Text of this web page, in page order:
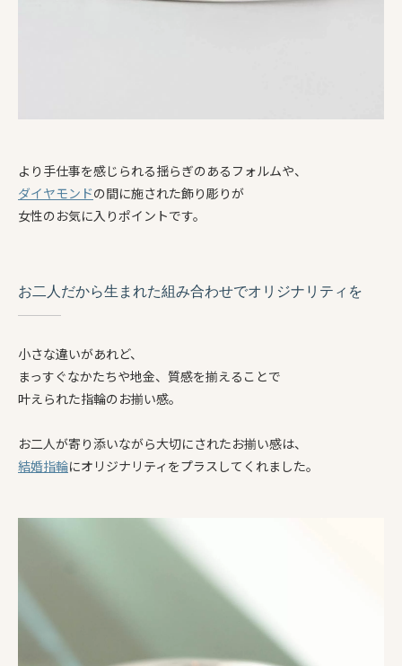
より手仕事を感じられる揺らぎのあるフォルムや、
ダイヤモンドの間に施された飾り彫りが
女性のお気に入りポイントです。
お二人だから生まれた組み合わせでオリジナリティを
小さな違いがあれど、
まっすぐなかたちや地金、質感を揃えることで
叶えられた指輪のお揃い感。
お二人が寄り添いながら大切にされたお揃い感は、
結婚指輪にオリジナリティをプラスしてくれました。